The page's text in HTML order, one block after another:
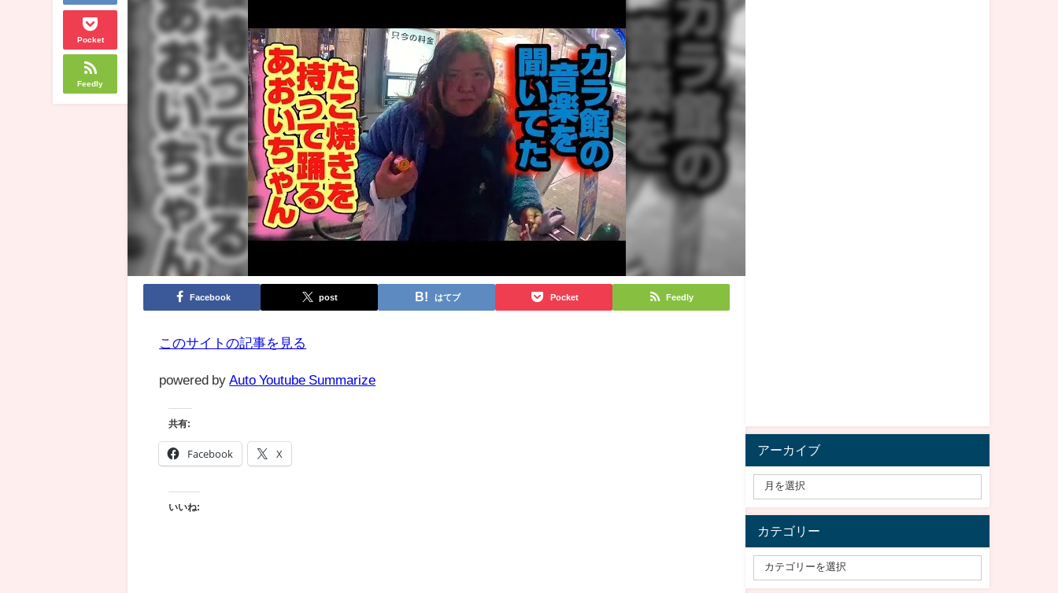
Pocket
Feedly
Facebook post はてブ Pocket Feedly
このサイトの記事を見る
powered by Auto Youtube Summarize
共有:
Facebook X
いいね:
アーカイブ
カテゴリー